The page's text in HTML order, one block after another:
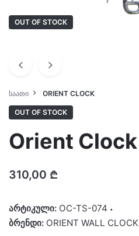
OUT OF STOCK
ᲡᲐᲐᲗᲘ ORIENT CLOCK
OUT OF STOCK
Orient Clock
310,00 ₾
არტიკული: OC-TS-074
ბრენდი: ORIENT WALL CLOCK